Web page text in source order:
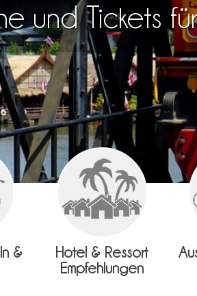
und Tickets
&
Hotel & Ressort
Empfehlungen